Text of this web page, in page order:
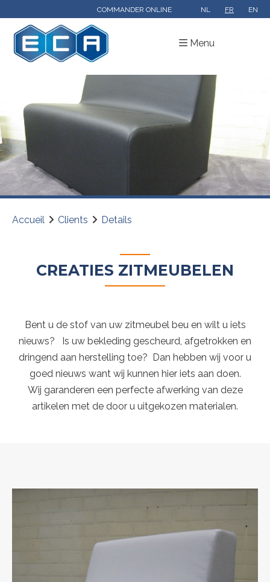
COMMANDER ONLINE NL FR EN
Menu
Accueil Clients Details
CREATIES ZITMEUBELEN
Bent u de stof van uw zitmeubel beu en wilt u iets
nieuws? Is uw bekleding gescheurd, afgetrokken en
dringend aan herstelling toe? Dan hebben wij voor u
goed nieuws want wij kunnen hier iets aan doen.
Wij garanderen een perfecte afwerking van deze
artikelen met de door u uitgekozen materialen.